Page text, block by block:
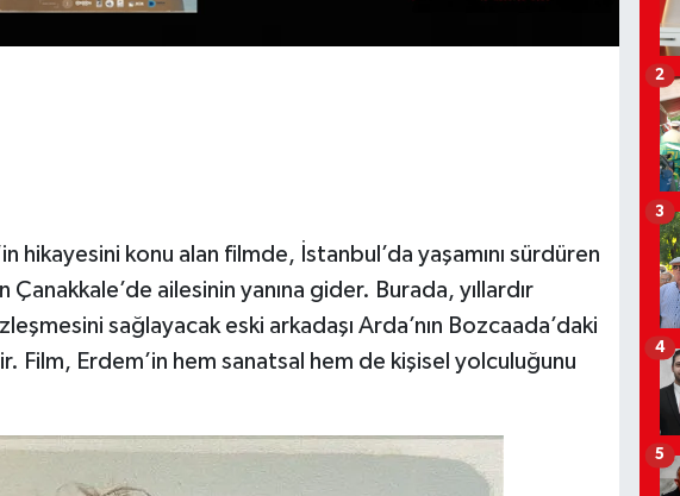
hikayesini konu alan filmde, İstanbul’da yaşamını sürdüren
Çanakkale’de ailesinin yanına gider. Burada, yıllardır
sağlayacak eski arkadaşı Arda’nın Bozcaada’daki
Film, Erdem’in hem sanatsal hem de kişisel yolculuğunu
2
3
4
5